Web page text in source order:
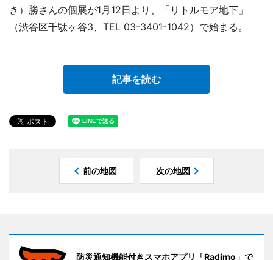
き）勝さんの個展が1月12日より、「リトルモア地下」
（渋谷区千駄ヶ谷3、TEL 03-3401-1042）で始まる。
記事を読む
前の地図 次の地図
防災通知機能付きスマホアプリ「Radimo」で